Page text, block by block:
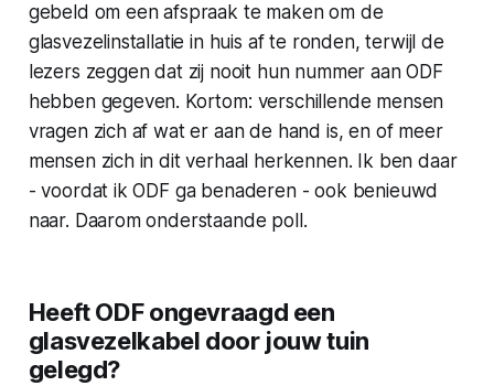
gebeld om een afspraak te maken om de
glasvezelinstallatie in huis af te ronden, terwijl de
lezers zeggen dat zij nooit hun nummer aan ODF
hebben gegeven. Kortom: verschillende mensen
vragen zich af wat er aan de hand is, en of meer
mensen zich in dit verhaal herkennen. Ik ben daar
- voordat ik ODF ga benaderen - ook benieuwd
naar. Daarom onderstaande poll.
Heeft ODF ongevraagd een
glasvezelkabel door jouw tuin
gelegd?